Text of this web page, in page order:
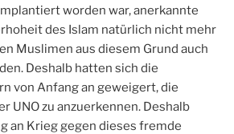
worden war, anerkannte
des Islam natürlich nicht mehr
Muslimen aus diesem Grund auch
Deshalb hatten sich die
von Anfang an geweigert, die
UNO zu anzuerkennen. Deshalb
an Krieg gegen dieses fremde